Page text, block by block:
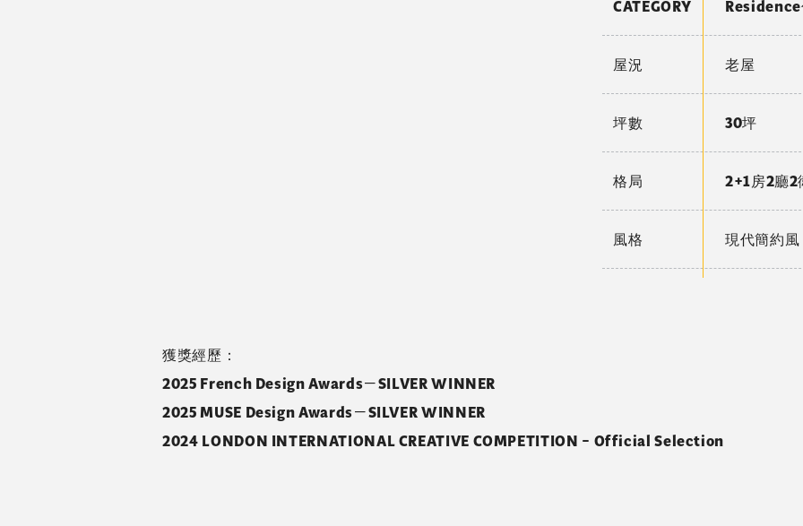
CATEGORY
屋況 老屋
坪數 30坪
格局 2+1房2廳2
風格 現代簡約風
獲獎經歷：
2025 French Design Awards－SILVER WINNER
2025 MUSE Design Awards－SILVER WINNER
2024 LONDON INTERNATIONAL CREATIVE COMPETITION – Official Selection